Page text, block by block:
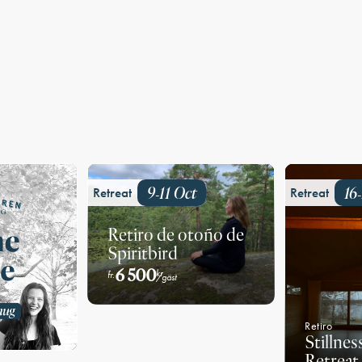
Retreat 9-11Oct
Retiro de otoño de
Spiritbird
fr.6 500kr
/gäst
Retreat 16-
Retiro